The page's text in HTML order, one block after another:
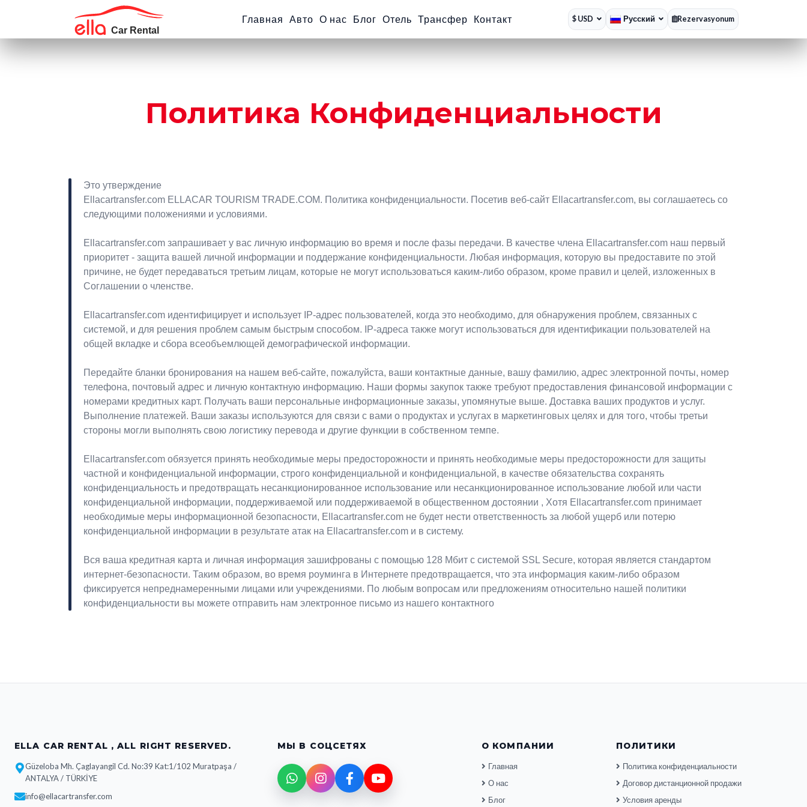
Главная Авто О нас Блог Отель Трансфер Контакт $ USD Русский Rezervasyonum
Политика Конфиденциальности
Это утверждение
Ellacartransfer.com ELLACAR TOURISM TRADE.COM. Политика конфиденциальности. Посетив веб-сайт Ellacartransfer.com, вы соглашаетесь со
следующими положениями и условиями.
Ellacartransfer.com запрашивает у вас личную информацию во время и после фазы передачи. В качестве члена Ellacartransfer.com наш первый
приоритет - защита вашей личной информации и поддержание конфиденциальности. Любая информация, которую вы предоставите по этой
причине, не будет передаваться третьим лицам, которые не могут использоваться каким-либо образом, кроме правил и целей, изложенных в
Соглашении о членстве.
Ellacartransfer.com идентифицирует и использует IP-адрес пользователей, когда это необходимо, для обнаружения проблем, связанных с
системой, и для решения проблем самым быстрым способом. IP-адреса также могут использоваться для идентификации пользователей на
общей вкладке и сбора всеобъемлющей демографической информации.
Передайте бланки бронирования на нашем веб-сайте, пожалуйста, ваши контактные данные, вашу фамилию, адрес электронной почты, номер
телефона, почтовый адрес и личную контактную информацию. Наши формы закупок также требуют предоставления финансовой информации с
номерами кредитных карт. Получать ваши персональные информационные заказы, упомянутые выше. Доставка ваших продуктов и услуг.
Выполнение платежей. Ваши заказы используются для связи с вами о продуктах и ​​услугах в маркетинговых целях и для того, чтобы третьи
стороны могли выполнять свою логистику перевода и другие функции в собственном темпе.
Ellacartransfer.com обязуется принять необходимые меры предосторожности и принять необходимые меры предосторожности для защиты
частной и конфиденциальной информации, строго конфиденциальной и конфиденциальной, в качестве обязательства сохранять
конфиденциальность и предотвращать несанкционированное использование или несанкционированное использование любой или части
конфиденциальной информации, поддерживаемой или поддерживаемой в общественном достоянии , Хотя Ellacartransfer.com принимает
необходимые меры информационной безопасности, Ellacartransfer.com не будет нести ответственность за любой ущерб или потерю
конфиденциальной информации в результате атак на Ellacartransfer.com и в систему.
Вся ваша кредитная карта и личная информация зашифрованы с помощью 128 Мбит с системой SSL Secure, которая является стандартом
интернет-безопасности. Таким образом, во время роуминга в Интернете предотвращается, что эта информация каким-либо образом
фиксируется непреднамеренными лицами или учреждениями. По любым вопросам или предложениям относительно нашей политики
конфиденциальности вы можете отправить нам электронное письмо из нашего контактного
ELLA CAR RENTAL , ALL RIGHT RESERVED.
Güzeloba Mh. Çaglayangil Cd. No:39 Kat:1/102 Muratpaşa /
ANTALYA / TÜRKİYE
info@ellacartransfer.com
МЫ В СОЦСЕТЯХ О КОМПАНИИ
Главная
О нас
Блог
ПОЛИТИКИ
Политика конфиденциальности
Договор дистанционной продажи
Условия аренды